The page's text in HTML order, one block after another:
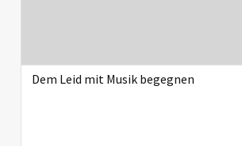
Dem Leid mit Musik begegnen